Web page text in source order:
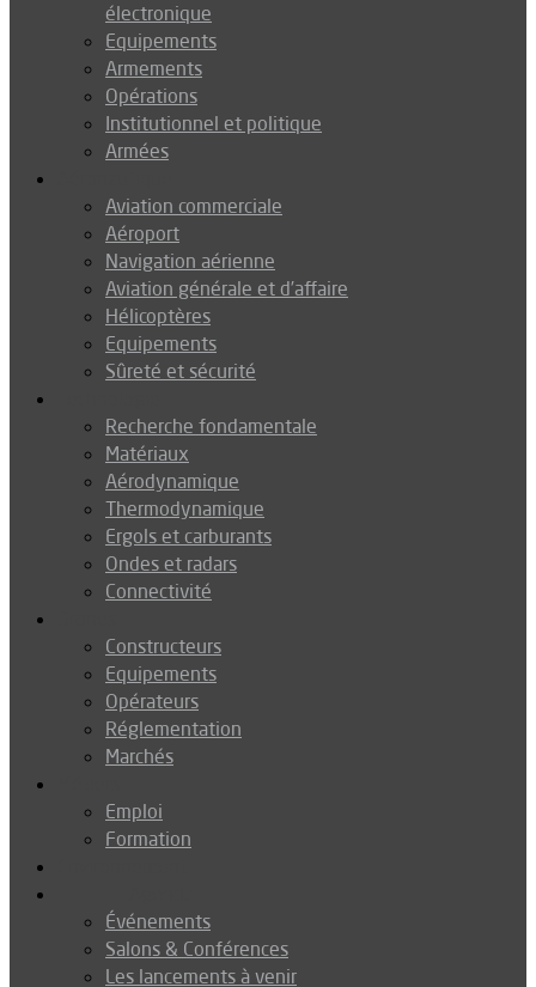
électronique
Equipements
Armements
Opérations
Institutionnel et politique
Armées
Aviation commerciale
Aéroport
Navigation aérienne
Aviation générale et d’affaire
Hélicoptères
Equipements
Sûreté et sécurité
Recherche fondamentale
Matériaux
Aérodynamique
Thermodynamique
Ergols et carburants
Ondes et radars
Connectivité
Constructeurs
Equipements
Opérateurs
Réglementation
Marchés
Emploi
Formation
Événements
Salons & Conférences
Les lancements à venir